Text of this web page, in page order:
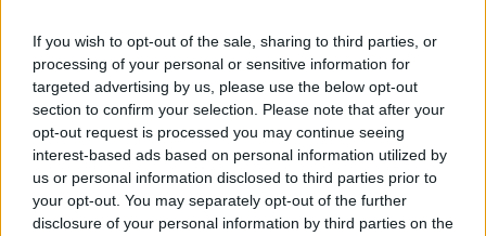
If you wish to opt-out of the sale, sharing to third parties, or
processing of your personal or sensitive information for
targeted advertising by us, please use the below opt-out
section to confirm your selection. Please note that after your
opt-out request is processed you may continue seeing
interest-based ads based on personal information utilized by
us or personal information disclosed to third parties prior to
your opt-out. You may separately opt-out of the further
disclosure of your personal information by third parties on the
platformjáról. Mint közölte, összes zenéjét eltávolíttatja a
Spotify kínálatából. Bár Joni Mitchell nem tartozik a
legnagyobb sztárok közé, Spotify-oldalának havonta 3,7
millió hallgatója van, két legnépszerűbb dalát ( Big Yellow
Taxi,A Case of You ) külön-külön eddig több mint 100
milliószor töltötték le.